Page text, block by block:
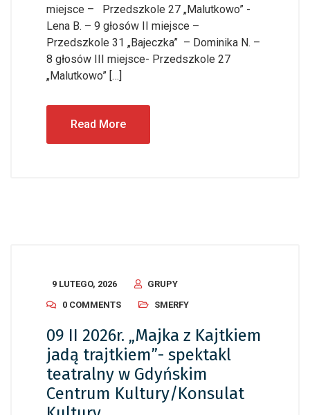
miejsce – Przedszkole 27 „Malutkowo” -
Lena B. – 9 głosów II miejsce –
Przedszkole 31 „Bajeczka” – Dominika N. –
8 głosów III miejsce- Przedszkole 27
„Malutkowo” […]
Read More
9 LUTEGO, 2026
GRUPY
0 COMMENTS
SMERFY
09 II 2026r. „Majka z Kajtkiem
jadą trajtkiem”- spektakl
teatralny w Gdyńskim
Centrum Kultury/Konsulat